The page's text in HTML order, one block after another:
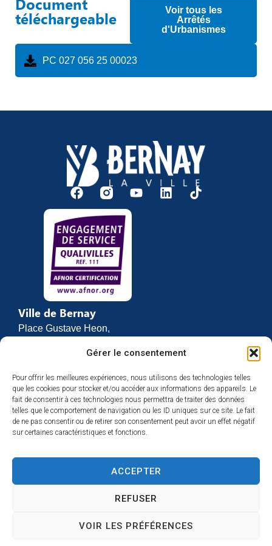
Gérer le consentement
Pour offrir les meilleures expériences, nous utilisons des technologies telles
que les cookies pour stocker et/ou accéder aux informations des appareils. Le
fait de consentir à ces technologies nous permettra de traiter des données
telles que le comportement de navigation ou les ID uniques sur ce site. Le fait
de ne pas consentir ou de retirer son consentement peut avoir un effet négatif
sur certaines caractéristiques et fonctions.
ACCEPTER
REFUSER
VOIR LES PRÉFÉRENCES
Document
téléchargeable
Voir tous les
Arrêtés
d'Urbanismes
PC 027 056 25 00023
Ville de Bernay
Place Gustave Heon,
27307 BERNAY
02 32 46 63 00
Contact
Horaires d’ouverture
Du lundi au vendredi :
et de 13h30 à 17h